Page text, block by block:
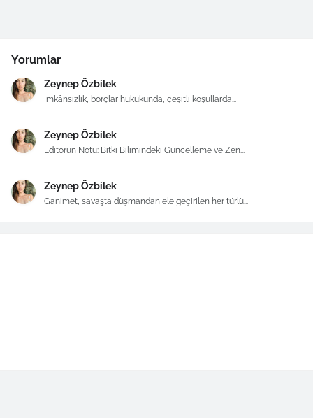
Yorumlar
Zeynep Özbilek
İmkânsızlık, borçlar hukukunda, çeşitli koşullarda...
Zeynep Özbilek
Editörün Notu: Bitki Bilimindeki Güncelleme ve Zen...
Zeynep Özbilek
Ganimet, savaşta düşmandan ele geçirilen her türlü...